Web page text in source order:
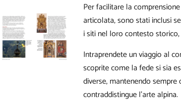
Per facilitare la
articolata, sono stati inclusi
i siti nel loro contesto
Intraprendete un viaggio al
scoprite come la fede si sia
diverse, mantenendo
contraddistingue l’arte alpina.